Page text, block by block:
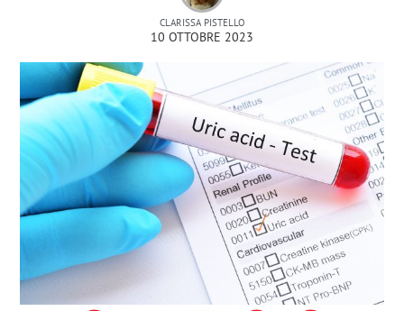
CLARISSA PISTELLO
10 OTTOBRE 2023